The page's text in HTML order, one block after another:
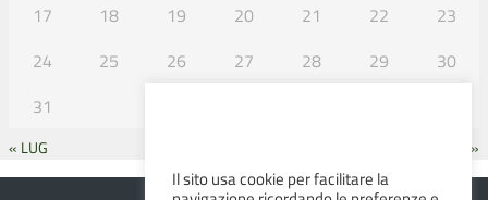
17
18 19 20 21 22
23
24
25 26 27 28 29
30
31
« LUG SET »
Il sito usa cookie per facilitare la